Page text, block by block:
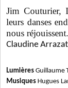
Jim Couturier,
leurs danses
nous réjouissent.
Claudine Arrazat
Lumières Guillaume
Musiques Hugues